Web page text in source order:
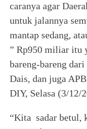
caranya agar
untuk jalannya
mantap sedang,
” Rp950 miliar itu
bareng-bareng
Dais, dan juga
DIY, Selasa (3/12/
“Kita sadar betul,